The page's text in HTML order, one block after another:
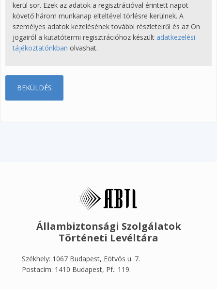
kerül sor. Ezek az adatok a regisztrációval érintett napot
követő három munkanap elteltével törlésre kerülnek. A
személyes adatok kezelésének további részleteiről és az Ön
jogairól a kutatótermi regisztrációhoz készült adatkezelési
tájékoztatónkban olvashat.
Állambiztonsági Szolgálatok
Történeti Levéltára
Székhely: 1067 Budapest, Eötvös u. 7.
Postacím: 1410 Budapest, Pf.: 119.